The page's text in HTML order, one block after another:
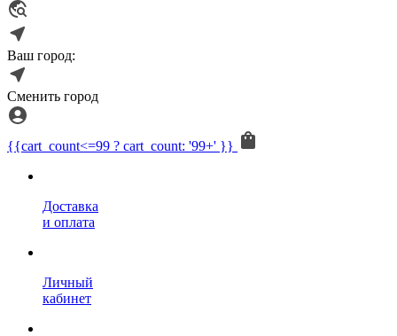
Ваш город:
Сменить город
{{cart_count<=99 ? cart_count: '99+' }}
Доставка
и оплата
Личный
кабинет